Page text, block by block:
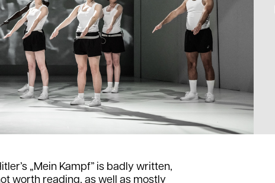
„Mein Kampf” is badly written,
worth reading, as well as mostly